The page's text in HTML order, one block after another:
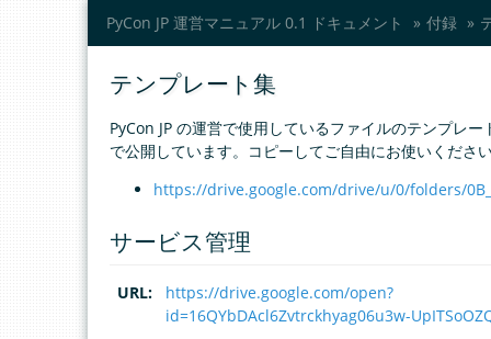
PyCon JP 運営マニュアル 0.1 ドキュメント » 付録 »
テンプレート集
PyCon JP の運営で使用しているファイルのテンプレ
で公開しています。コピーしてご自由にお使いくださ
https://drive.google.com/drive/u/0/folders/
サービス管理
URL:
https://drive.google.com/open?
id=16QYbDAcl6Zvtrckhyag06u3w-